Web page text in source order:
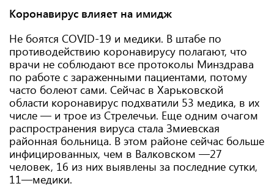
Коронавирус влияет на имидж
Не боятся COVID-19 и медики. В штабе по
противодействию коронавирусу полагают, что
врачи не соблюдают все протоколы Минздрава
по работе с зараженными пациентами, потому
часто болеют сами. Сейчас в Харьковской
области коронавирус подхватили 53 медика, в их
числе — и трое из Стрелечьи. Еще одним очагом
распространения вируса стала Змиевская
районная больница. В этом районе сейчас больше
инфицированных, чем в Валковском —27
человек, 16 из них выявлены за последние сутки,
11—медики.